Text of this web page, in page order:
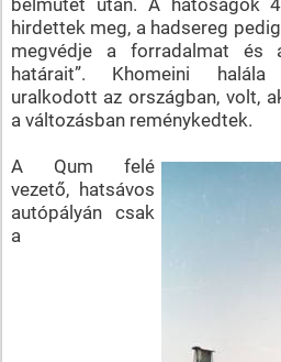
hirdettek meg, a hadsereg
megvédje a forradalmat és
határait”. Khomeini
uralkodott az országban, volt,
a változásban reménykedtek.
A Qum felé
vezető, hatsávos
autópályán csak
a